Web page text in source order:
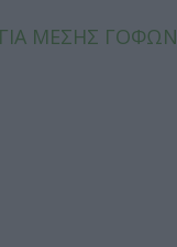
ΜΕΣΗΣ ΓΟΦΩΝ